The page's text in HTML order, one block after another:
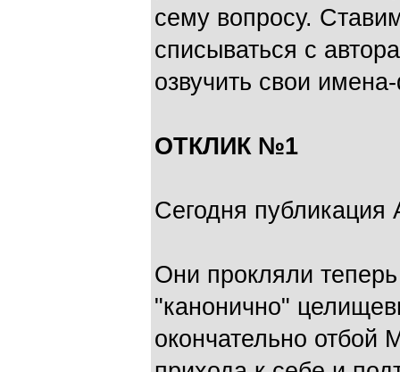
сему вопросу.
списываться с
озвучить свои
ОТКЛИК №1
Сегодня
Они прокляли
"канонично"
окончательно отбой